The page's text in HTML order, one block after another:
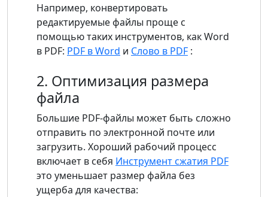
Например, конвертировать
редактируемые файлы проще с
помощью таких инструментов, как Word
в PDF: PDF в Word и Слово в PDF :
2. Оптимизация размера
файла
Большие PDF-файлы может быть сложно
отправить по электронной почте или
загрузить. Хороший рабочий процесс
включает в себя Инструмент сжатия PDF
это уменьшает размер файла без
ущерба для качества: